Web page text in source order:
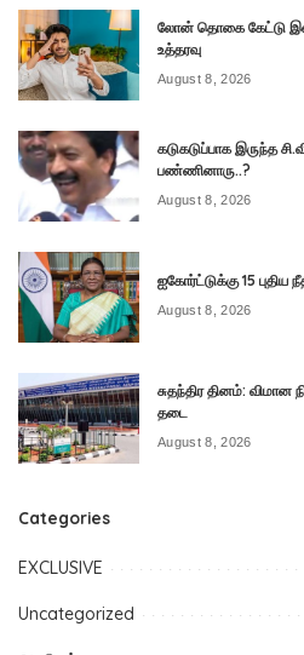
லோன் தொகை கேட்டு இனி
உத்தரவு
August 8, 2026
கடுகடுப்பாக இருந்த
பண்ணினாரு..?
August 8, 2026
ஐகோர்ட்டுக்கு 15 புதிய
August 8, 2026
சுதந்திர தினம்: விமான
தடை
August 8, 2026
Categories
EXCLUSIVE
Uncategorized